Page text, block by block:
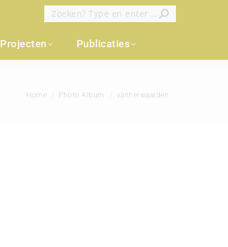
Zoeken:
Projecten Publicaties
Je bent hier:
Home Photo Album vanherwaarden